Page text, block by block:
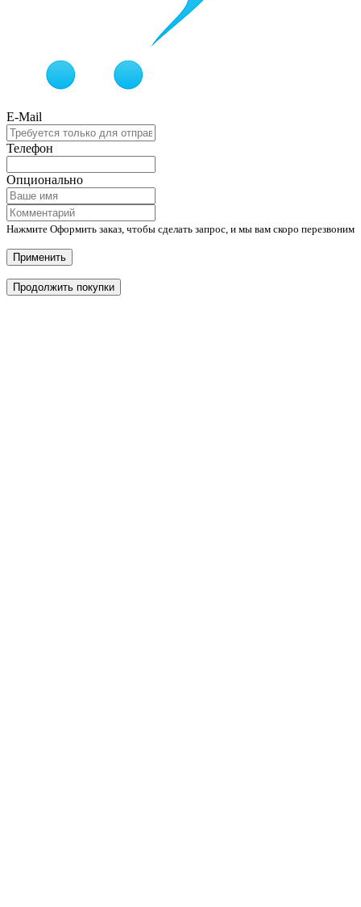
E-Mail
Телефон
Опционально
Нажмите Оформить заказ, чтобы сделать запрос, и мы вам скоро перезвоним
Применить
Продолжить покупки